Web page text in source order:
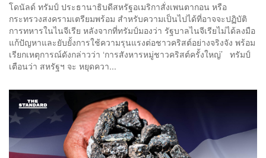
โดนัลด์ ทรัมป์ ประธานาธิบดีสหรัฐอเมริกาสั่งเพนตากอน หรือ
กระทรวงสงครามเตรียมพร้อม สำหรับความเป็นไปได้ที่อาจจะปฏิบัติ
การทหารในไนจีเรีย หลังจากที่ทรัมป์มองว่า รัฐบาลไนจีเรียไม่ได้ลงมือ
แก้ปัญหาและยับยั้งการใช้ความรุนแรงต่อชาวคริสต์อย่างจริงจัง พร้อม
เรียกเหตุการณ์ดังกล่าวว่า ‘การสังหารหมู่ชาวคริสต์ครั้งใหญ่’ ทรัมป์
เตือนว่า สหรัฐฯ จะ หยุดควา...